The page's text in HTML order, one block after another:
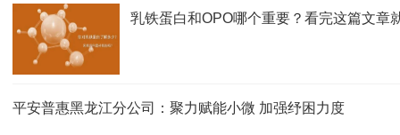
乳铁蛋白和OPO哪个重要？看完这篇文章
平安普惠黑龙江分公司：聚力赋能小微 加强纾困力度